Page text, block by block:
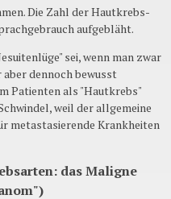
Die Zahl der Hautkrebs-
aufgebläht.
sei, wenn man zwar
dennoch bewusst
Patienten als "Hautkrebs"
weil der allgemeine
metastasierende Krankheiten
das Maligne